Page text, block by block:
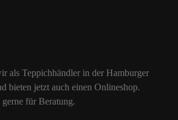
als Teppichhändler in der Hamburger
bieten jetzt auch einen Onlineshop.
für Beratung.